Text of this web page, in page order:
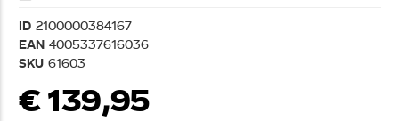
ID 2100000384167
EAN 4005337616036
SKU 61603
€ 139,95